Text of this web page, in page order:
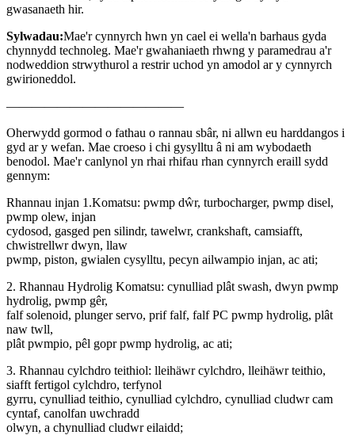
gwasanaeth hir.
Sylwadau:Mae'r cynnyrch hwn yn cael ei wella'n barhaus gyda
chynnydd technoleg. Mae'r gwahaniaeth rhwng y paramedrau a'r
nodweddion strwythurol a restrir uchod yn amodol ar y cynnyrch
gwirioneddol.
——————————————
Oherwydd gormod o fathau o rannau sbâr, ni allwn eu harddangos i
gyd ar y wefan. Mae croeso i chi gysylltu â ni am wybodaeth
benodol. Mae'r canlynol yn rhai rhifau rhan cynnyrch eraill sydd
gennym:
Rhannau injan 1.Komatsu: pwmp dŵr, turbocharger, pwmp disel,
pwmp olew, injan
cydosod, gasged pen silindr, tawelwr, crankshaft, camsiafft,
chwistrellwr dwyn, llaw
pwmp, piston, gwialen cysylltu, pecyn ailwampio injan, ac ati;
2. Rhannau Hydrolig Komatsu: cynulliad plât swash, dwyn pwmp
hydrolig, pwmp gêr,
falf solenoid, plunger servo, prif falf, falf PC pwmp hydrolig, plât
naw twll,
plât pwmpio, pêl gopr pwmp hydrolig, ac ati;
3. Rhannau cylchdro teithiol: lleihäwr cylchdro, lleihäwr teithio,
siafft fertigol cylchdro, terfynol
gyrru, cynulliad teithio, cynulliad cylchdro, cynulliad cludwr cam
cyntaf, canolfan uwchradd
olwyn, a chynulliad cludwr eilaidd;